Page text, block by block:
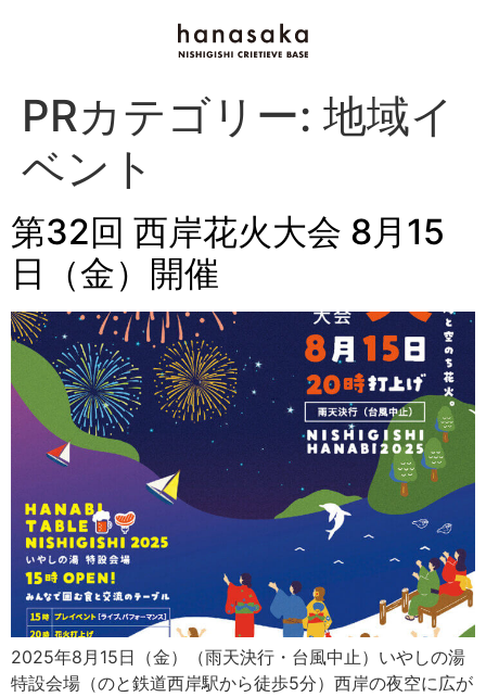
PRカテゴリー: 地域イ
ベント
第32回 西岸花火大会 8月15
日（金）開催
2025年8月15日（金）（雨天決行・台風中止）いやしの湯
特設会場（のと鉄道西岸駅から徒歩5分）西岸の夜空に広が